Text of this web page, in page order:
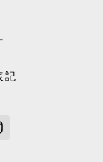
記
channel
Instagram Plus